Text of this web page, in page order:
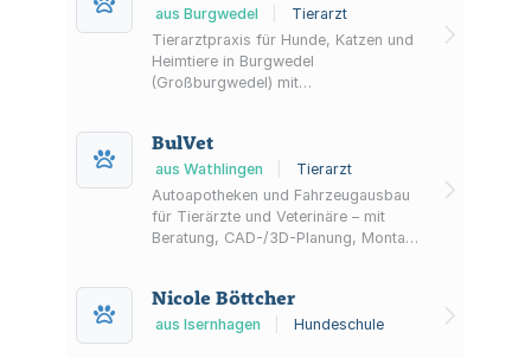
aus Burgwedel
Tierarzt
Tierarztpraxis für Hunde, Katzen und
Heimtiere in Burgwedel
(Großburgwedel) mit
Chirurgie und Labor.
BulVet
aus Wathlingen
Tierarzt
Autoapotheken und Fahrzeugausbau
für Tierärzte und Veterinäre – mit
Beratung, CAD-/3D-Planung, Montage
Nicole Böttcher
aus Isernhagen Hundeschule